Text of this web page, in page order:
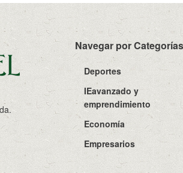
Navegar por
Deportes
IEavanzado y
emprendimiento
Economía
Empresarios